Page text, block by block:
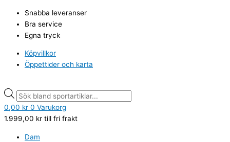
innehåll
Snabba leveranser
Bra service
Egna tryck
Köpvillkor
Öppettider och karta
search
0,00 kr 0 Varukorg
1.999,00 kr till fri frakt
Dam
search
Basketboll
NCAA
storlek